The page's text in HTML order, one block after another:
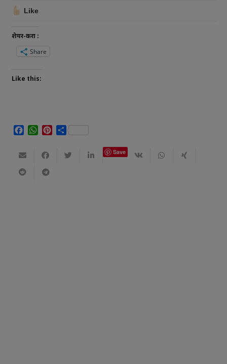
Like
शेयर-करा :
Share
Like this:
Facebook
WhatsApp
Pinterest
Share
Save